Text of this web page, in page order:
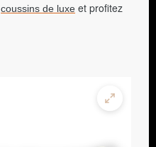
coussins de luxe et profitez